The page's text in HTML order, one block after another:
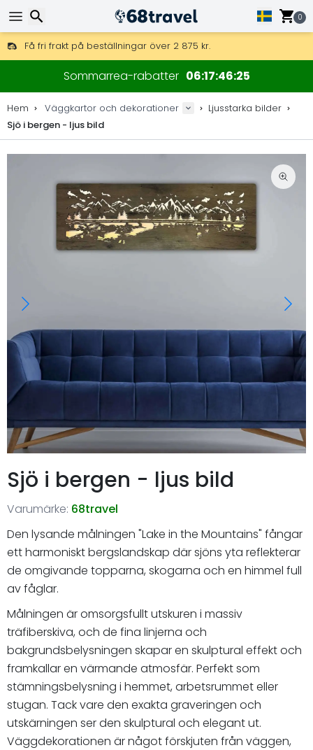
0
Få fri frakt på beställningar över 2 875 kr.
DHL Express över natten är också tillgängligt.
30 dagar för retur, 90 dagar för träkartor och dekorationer.
Sommarrea-rabatter 06174624
Hem Väggkartor och dekorationer
Ljusstarka bilder
Sjö i bergen - ljus bild
Sjö i bergen - ljus bild
Varumärke: 68travel
Den lysande målningen "Lake in the Mountains" fångar
ett harmoniskt bergslandskap där sjöns yta reflekterar
de omgivande topparna, skogarna och en himmel full
av fåglar.
Målningen är omsorgsfullt utskuren i massiv
träfiberskiva, och de fina linjerna och
bakgrundsbelysningen skapar en skulptural effekt och
framkallar en värmande atmosfär. Perfekt som
stämningsbelysning i hemmet, arbetsrummet eller
stugan. Tack vare den exakta graveringen och
utskärningen ser den skulptural och elegant ut.
Väggdekorationen är något förskjuten från väggen,
Sök